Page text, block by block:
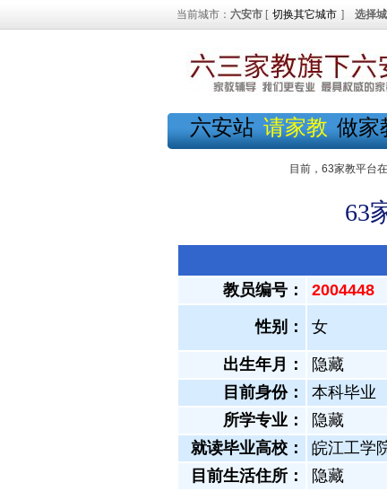
当前城市： 六安市 [ 切换其它城市 ] 选择
六安站 请家教 做家
目前，63家教平台
63
教员编号： 2004448
性别： 女
出生年月：
隐藏
目前身份： 本科毕业
所学专业：
隐藏
就读毕业高校：
皖江工学
目前生活住所：
隐藏